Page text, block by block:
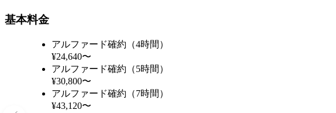
基本料金
アルファード確約（4時間）
¥24,640〜
アルファード確約（5時間）
¥30,800〜
アルファード確約（7時間）
¥43,120〜